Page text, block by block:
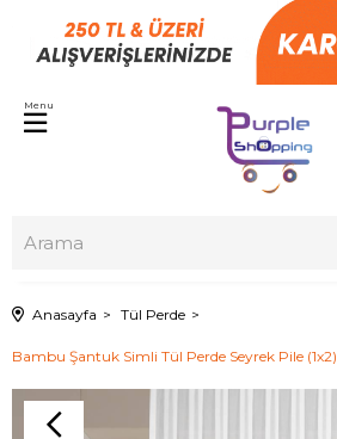
Menu
Anasayfa Tül Perde
Bambu Şantuk Simli Tül Perde Seyrek Pile (1x2)